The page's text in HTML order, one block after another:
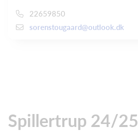
22659850
sorenstougaard@outlook.dk
Spillertrup 24/25